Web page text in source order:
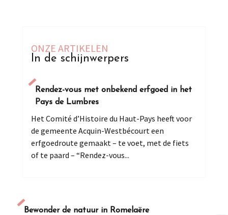
ONZE ARTIKELEN
In de schijnwerpers
Rendez-vous met onbekend erfgoed in het
Pays de Lumbres
Het Comité d’Histoire du Haut-Pays heeft voor
de gemeente Acquin-Westbécourt een
erfgoedroute gemaakt – te voet, met de fiets
of te paard – “Rendez-vous...
Bewonder de natuur in Romelaëre